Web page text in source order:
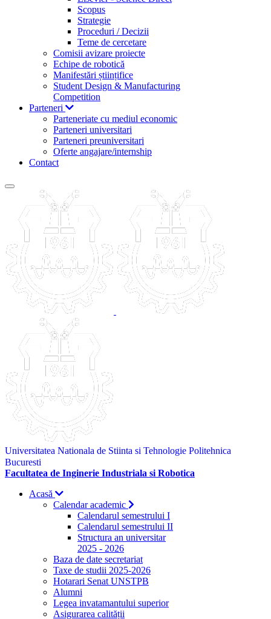
Scopus
Strategie
Proceduri / Decizii
Teme de cercetare
Comisii avizare proiecte
Echipe de robotică
Manifestări științifice
Student Design & Manufacturing
Competition
Parteneri
Parteneriate cu mediul economic
Parteneri universitari
Parteneri preuniversitari
Oferte angajare/internship
Contact
Universitatea Nationala de Stiinta si Tehnologie Politehnica
Bucuresti
Facultatea de Inginerie Industriala si Robotica
Acasă
Calendar academic
Calendarul semestrului I
Calendarul semestrului II
Structura an universitar
2025 - 2026
Baza de date secretariat
Taxe de studii 2025-2026
Hotarari Senat UNSTPB
Alumni
Legea invatamantului superior
Asigurarea calității